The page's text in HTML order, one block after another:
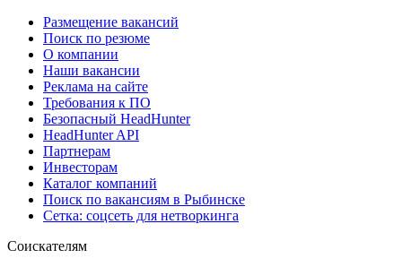
Размещение вакансий
Поиск по резюме
О компании
Наши вакансии
Реклама на сайте
Требования к ПО
Безопасный HeadHunter
HeadHunter API
Партнерам
Инвесторам
Каталог компаний
Поиск по вакансиям в Рыбинске
Сетка: соцсеть для нетворкинга
Соискателям